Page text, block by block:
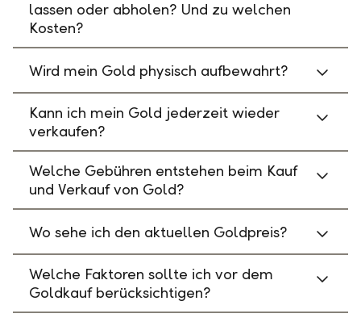
lassen oder abholen? Und zu welchen
Kosten?
Wird mein Gold physisch aufbewahrt?
Kann ich mein Gold jederzeit wieder
verkaufen?
Welche Gebühren entstehen beim Kauf
und Verkauf von Gold?
Wo sehe ich den aktuellen Goldpreis?
Welche Faktoren sollte ich vor dem
Goldkauf berücksichtigen?